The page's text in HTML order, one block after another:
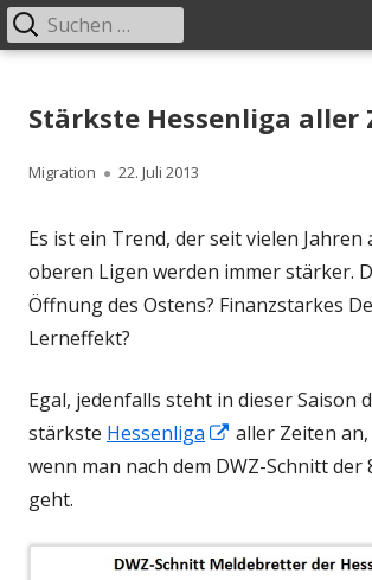
zum
Primäres
Suchen
nach:
Stärkste Hessenliga aller
Autor
Migration
Veröffentlicht
22. Juli 2013
Es ist ein Trend, der seit vielen Jahren
oberen Ligen werden immer stärker.
Öffnung des Ostens? Finanzstarkes
Lerneffekt?
Egal, jedenfalls steht in dieser Saison
stärkste Hessenliga
In
neuem
aller Zeiten
wenn man nach dem DWZ-Schnitt
geht.